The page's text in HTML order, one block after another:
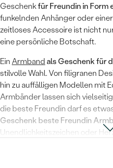
Geschenkfür Freundin in Form
funkelnden Anhänger oder einer
zeitloses Accessoire ist nicht
eine persönliche Botschaft.
Ein Armband als Geschenk für
stilvolle Wahl. Von filigranen
hin zu auffälligen Modellen mit
Armbänder lassen sich
die beste Freundin darf es
Geschenk beste Freundin
Unendlichkeitszeichen oder